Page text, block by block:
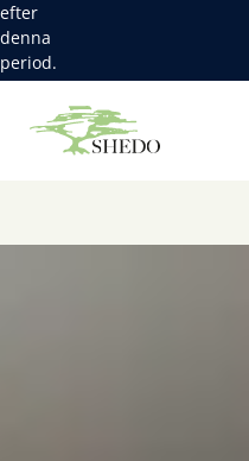
efter
denna
period.